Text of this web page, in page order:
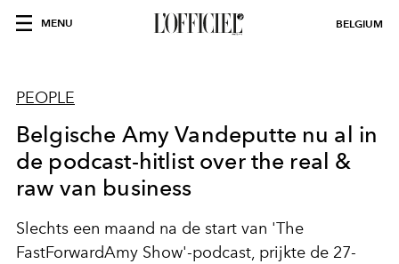
MENU BELGIUM
PEOPLE
Belgische Amy Vandeputte nu al in
de podcast-hitlist over the real &
raw van business
Slechts een maand na de start van 'The
FastForwardAmy Show'-podcast, prijkte de 27-